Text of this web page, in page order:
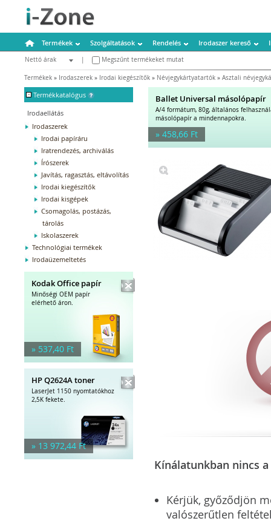
Termékek Szolgáltatások Rendelés Irodaszer kereső
Nettó árak
Megszűnt termékeket mutat
Termékek » Irodaszerek » Irodai kiegészítők » Névjegykártyatartók » Asztali
- Termékkatalógus
Irodaellátás
Irodaszerek
Irodai papíráru
Iratrendezés, archiválás
Írószerek
Javítás, ragasztás, eltávolítás
Irodai kiegészítők
Irodai kisgépek
Csomagolás, postázás,
tárolás
Iskolaszerek
Technológiai termékek
Irodaüzemeltetés
Kodak Office papír
Minőségi OEM papír
elérhető áron.
» 537,40 Ft
HP Q2624A toner
LaserJet 1150 nyomtatókhoz
2,5K fekete.
» 13 972,44 Ft
Ballet Universal másolópapír
A/4 formátum, 80g, általános
másolópapír a mindennapokra.
» 458,66 Ft
Kínálatunkban nincs
Kérjük, győződjön
valószerűtlen